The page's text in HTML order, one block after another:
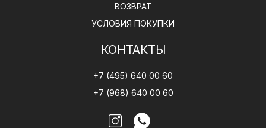
ВОЗВРАТ
УСЛОВИЯ ПОКУПКИ
КОНТАКТЫ
+7 (495) 640 00 60
+7 (968) 640 00 60